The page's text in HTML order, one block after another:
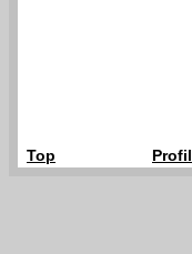
Top Profil